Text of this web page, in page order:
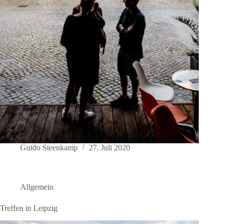
Guido Steenkamp 27. Juli 2020
Allgemein
Treffen in Leipzig